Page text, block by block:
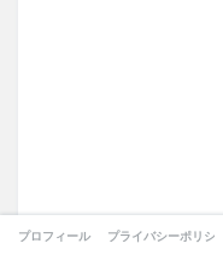
プロフィール プライバシーポリシー